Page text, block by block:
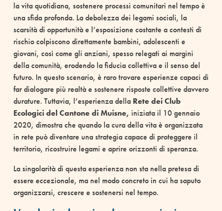
la vita quotidiana, sostenere processi comunitari nel tempo è
una sfida profonda. La debolezza dei legami sociali, la
scarsità di opportunità e l’esposizione costante a contesti di
rischio colpiscono direttamente bambini, adolescenti e
giovani, così come gli anziani, spesso relegati ai margini
della comunità, erodendo la fiducia collettiva e il senso del
futuro. In questo scenario, è raro trovare esperienze capaci di
far dialogare più realtà e sostenere risposte collettive davvero
durature. Tuttavia, l’esperienza della Rete dei Club
Ecologici del Cantone di Muisne, iniziata il 10 gennaio
2020, dimostra che quando la cura della vita è organizzata
in rete può diventare una strategia capace di proteggere il
territorio, ricostruire legami e aprire orizzonti di speranza.
La singolarità di questa esperienza non sta nella pretesa di
essere eccezionale, ma nel modo concreto in cui ha saputo
organizzarsi, crescere e sostenersi nel tempo.